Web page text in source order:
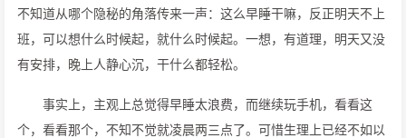
不知道从哪个隐秘的角落传来一声：这么早睡干嘛，反正明天不上
班，可以想什么时候起，就什么时候起。一想，有道理，明天又没
有安排，晚上人静心沉，干什么都轻松。
事实上，主观上总觉得早睡太浪费，而继续玩手机，看看这
个，看看那个，不知不觉就凌晨两三点了。可惜生理上已经不如以